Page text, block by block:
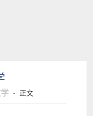
- 正文